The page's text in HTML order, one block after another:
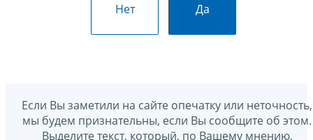
Нет Да
Если Вы заметили на сайте опечатку или неточность,
мы будем признательны, если Вы сообщите об этом.
Выделите текст, который, по Вашему мнению,